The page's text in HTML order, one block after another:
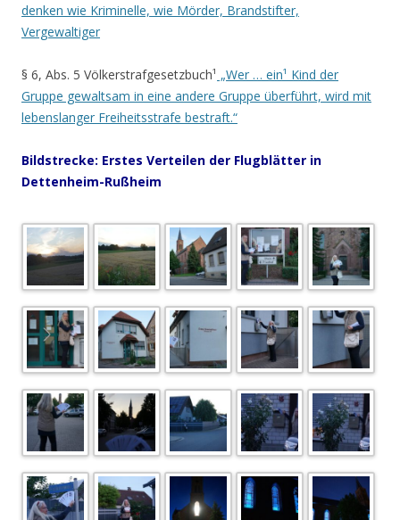
denken wie Kriminelle, wie Mörder, Brandstifter,
Vergewaltiger
§ 6, Abs. 5 Völkerstrafgesetzbuch¹ „Wer … ein¹ Kind der
Gruppe gewaltsam in eine andere Gruppe überführt, wird mit
lebenslanger Freiheitsstrafe bestraft.“
Bildstrecke: Erstes Verteilen der Flugblätter in
Dettenheim-Rußheim